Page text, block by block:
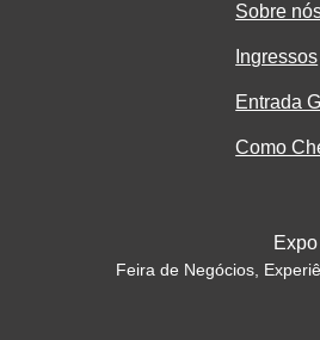
Sobre
Ingressos
Entrada
Como
Feira de Negócios,